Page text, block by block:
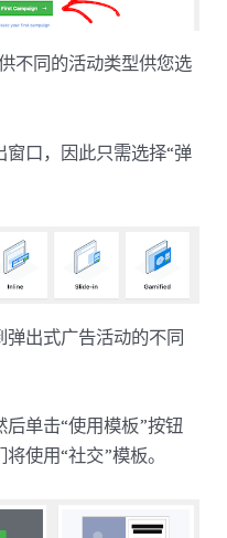
不同的活动类型供您选
口，因此只需选择“弹
出式广告活动的不同
单击“使用模板”按钮
使用“社交”模板。